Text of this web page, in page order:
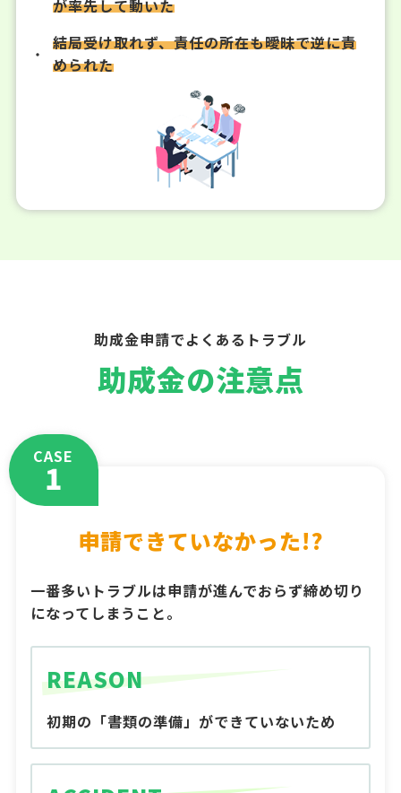
が率先して動いた
結局受け取れず、責任の所在も曖昧で逆に責
められた
助成金申請でよくあるトラブル
助成金の注意点
CASE
1
申請できていなかった!?
一番多いトラブルは申請が進んでおらず締め切り
になってしまうこと。
REASON
初期の「書類の準備」ができていないため